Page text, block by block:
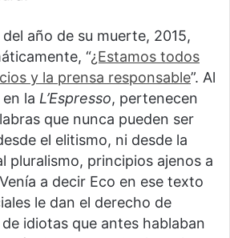
año de su muerte, 2015,
“¿Estamos todos
y la prensa responsable”. Al
la L’Espresso, pertenecen
que nunca pueden ser
el elitismo, ni desde la
pluralismo, principios ajenos a
a decir Eco en ese texto
le dan el derecho de
idiotas que antes hablaban